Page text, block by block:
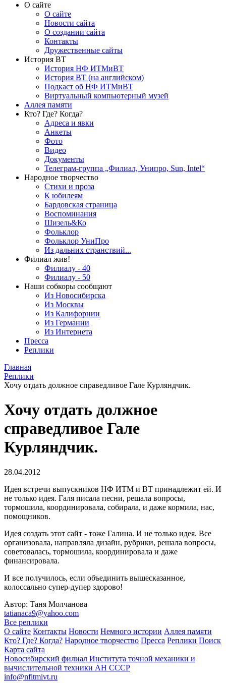
О сайте
О сайте
Новости сайта
О создании сайта
Контакты
Дружественные сайты
История ВТ
История НФ ИТМиВТ
История ВТ (на английском)
Подкаст об НФ ИТМиВТ
Виртуальный компьютерный музей
Аллея памяти
Кто? Где? Когда?
Адреса и явки
Анкеты
Фото
Видео
Документы
Телеграм-группа „Филиал, Унипро, Sun, Intel“
Народное творчество
Стихи и проза
К юбилеям
Бардовская страница
Воспоминания
Шизель&Ко
Фольклор
Фольклор УниПро
Из дальних странствий...
Филиал жив!
Филиалу - 40
Филиалу - 50
Наши собкоры сообщают
Из Новосибирска
Из Москвы
Из Калифорнии
Из Германии
Из Интернета
Пресса
Реплики
Главная
Реплики
Хочу отдать должное справедливое Гале Курляндчик.
Хочу отдать должное
справедливое Гале
Курляндчик.
28.04.2012
Идея встречи выпускников НФ ИТМ и ВТ принадлежит ей. И
не только идея. Галя писала песни, решала вопросы,
тормошила, координировала, собирала, и даже кормила, нас,
помощников.
Идея создать этот сайт - тоже Галина. И не только идея. Все
организовала, направляла дизайн, рубрики, решала вопросы,
советовалась, тормошила, координировала и даже
финансировала.
И все получилось, если объединить вышесказанное,
колоссально супер-дупер здорово!
Автор: Таня Молчанова
tatianaca9@yahoo.com
Все реплики
О сайте Контакты Новости Немного истории Аллея памяти
Кто? Где? Когда? Народное творчество Пресса Реплики Поиск
Карта сайта
Новосибирский филиал Института точной механики и
вычислительной техники АН СССР
info@nfitmivt.ru